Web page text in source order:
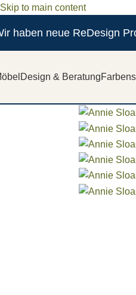
Skip to main content
haben neue ReDesign
Design & Beratung
SOLD OUT